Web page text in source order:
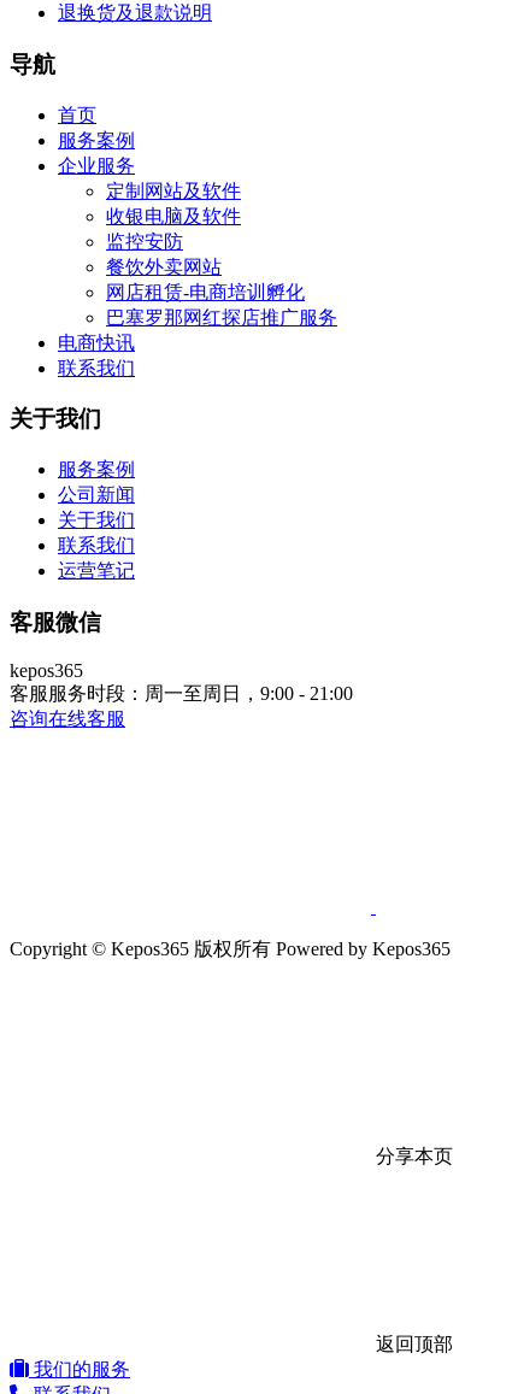
退换货及退款说明
导航
首页
服务案例
企业服务
定制网站及软件
收银电脑及软件
监控安防
餐饮外卖网站
网店租赁-电商培训孵化
巴塞罗那网红探店推广服务
电商快讯
联系我们
关于我们
服务案例
公司新闻
关于我们
联系我们
运营笔记
客服微信
kepos365
客服服务时段：周一至周日，9:00 - 21:00
咨询在线客服
Copyright © Kepos365 版权所有 Powered by Kepos365
分享本页
返回顶部
我们的服务